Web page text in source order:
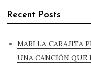
Recent Posts
MARI LA CARAJITA
UNA CANCIÓN QUE